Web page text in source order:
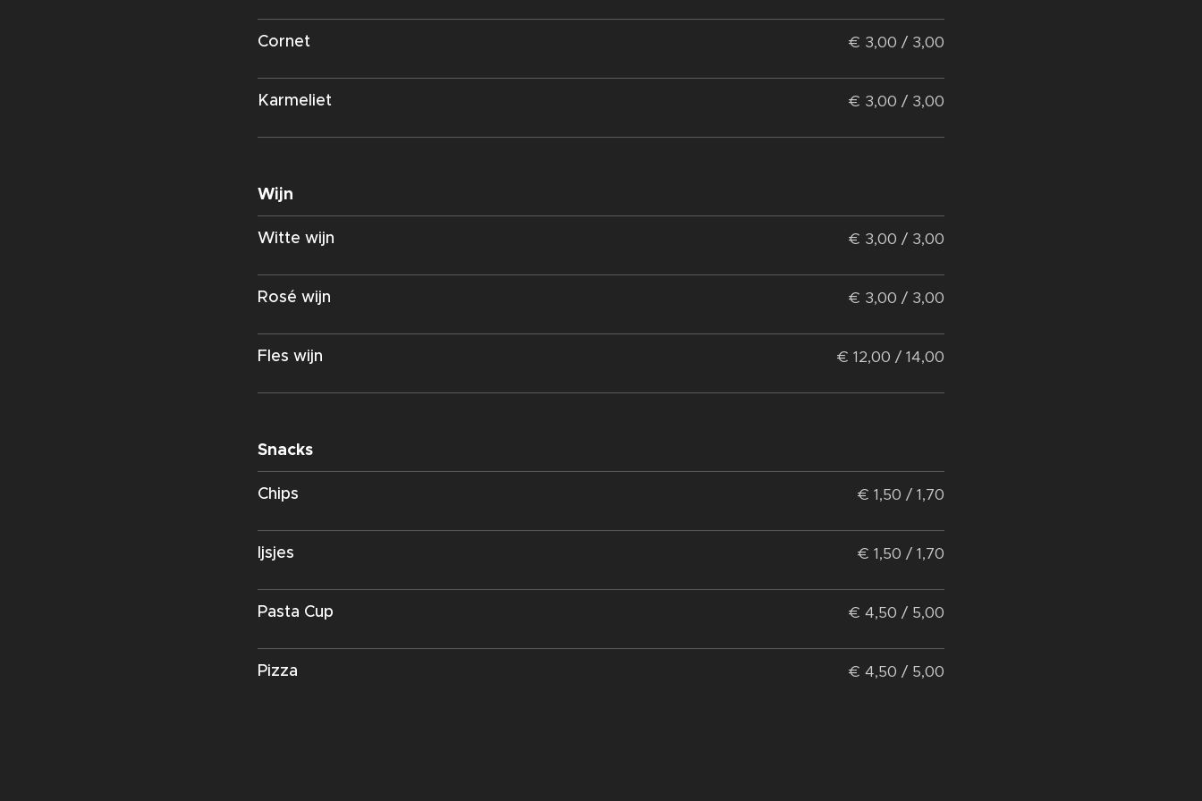
Cornet € 3,00 / 3,00
Karmeliet € 3,00 / 3,00
Wijn
Witte wijn € 3,00 / 3,00
Rosé wijn € 3,00 / 3,00
Fles wijn € 12,00 / 14,00
Snacks
Chips € 1,50 / 1,70
Ijsjes € 1,50 / 1,70
Pasta Cup € 4,50 / 5,00
Pizza € 4,50 / 5,00